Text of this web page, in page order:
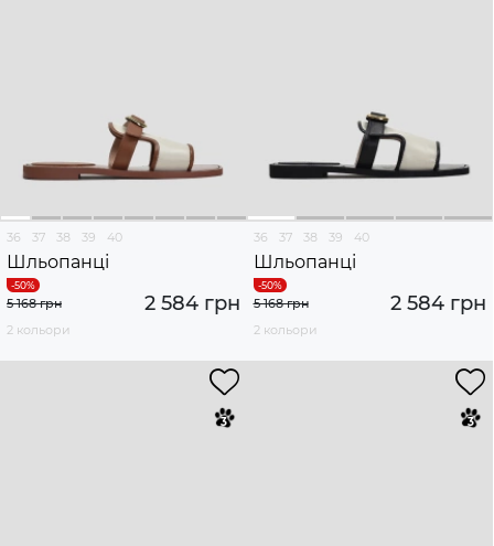
36 37 38 39 40
Шльопанці
2 584 грн
5 168 грн
2 кольори
36 37 38 39 40
Шльопанці
2 584 грн
5 168 грн
2 кольори